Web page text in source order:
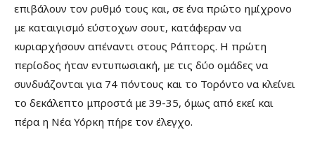
επιβάλουν τον ρυθμό τους και, σε ένα πρώτο ημίχρονο
με καταιγισμό εύστοχων σουτ, κατάφεραν να
κυριαρχήσουν απέναντι στους Ράπτορς. Η πρώτη
περίοδος ήταν εντυπωσιακή, με τις δύο ομάδες να
συνδυάζονται για 74 πόντους και το Τορόντο να κλείνει
το δεκάλεπτο μπροστά με 39-35, όμως από εκεί και
πέρα η Νέα Υόρκη πήρε τον έλεγχο.